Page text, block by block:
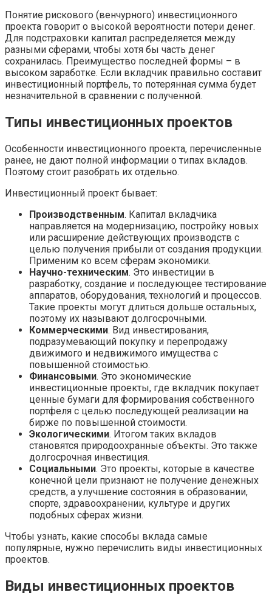
Понятие рискового (венчурного) инвестиционного
проекта говорит о высокой вероятности потери денег.
Для подстраховки капитал распределяется между
разными сферами, чтобы хотя бы часть денег
сохранилась. Преимущество последней формы – в
высоком заработке. Если вкладчик правильно составит
инвестиционный портфель, то потерянная сумма будет
незначительной в сравнении с полученной.
Типы инвестиционных проектов
Особенности инвестиционного проекта, перечисленные
ранее, не дают полной информации о типах вкладов.
Поэтому стоит разобрать их отдельно.
Инвестиционный проект бывает:
Производственным. Капитал вкладчика
направляется на модернизацию, постройку новых
или расширение действующих производств с
целью получения прибыли от создания продукции.
Применим ко всем сферам экономики.
Научно-техническим. Это инвестиции в
разработку, создание и последующее тестирование
аппаратов, оборудования, технологий и процессов.
Такие проекты могут длиться дольше остальных,
поэтому их называют долгосрочными.
Коммерческими. Вид инвестирования,
подразумевающий покупку и перепродажу
движимого и недвижимого имущества с
повышенной стоимостью.
Финансовыми. Это экономические
инвестиционные проекты, где вкладчик покупает
ценные бумаги для формирования собственного
портфеля с целью последующей реализации на
бирже по повышенной стоимости.
Экологическими. Итогом таких вкладов
становятся природоохранные объекты. Это также
долгосрочная инвестиция.
Социальными. Это проекты, которые в качестве
конечной цели признают не получение денежных
средств, а улучшение состояния в образовании,
спорте, здравоохранении, культуре и других
подобных сферах жизни.
Чтобы узнать, какие способы вклада самые
популярные, нужно перечислить виды инвестиционных
проектов.
Виды инвестиционных проектов